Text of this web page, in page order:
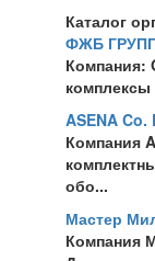
Каталог
ФЖБ
Компания:
ASENA Co.
Компания
обо...
Мастер
Компания